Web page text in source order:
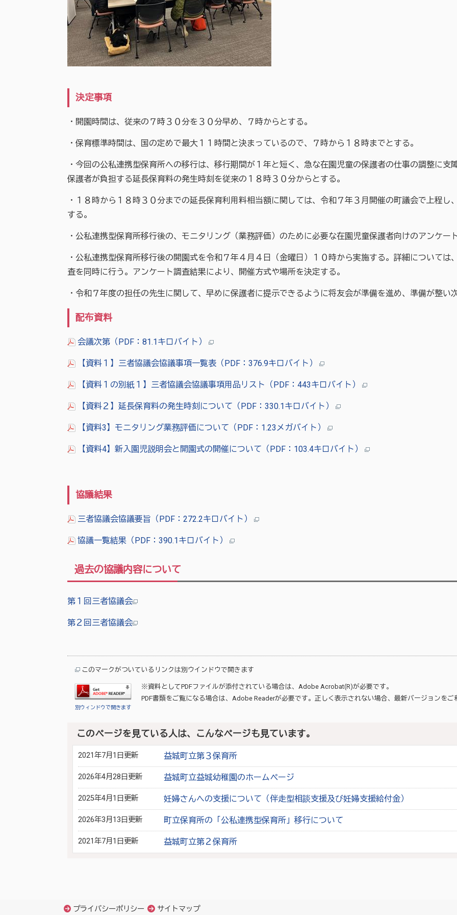
決定事項
・開園時間は、従来の７時３０分を３０分早め、７時からとする。
・保育標準時間は、国の定めで最大１１時間と決まっているので、７時から１８時までとする。
・今回の公私連携型保育所への移行は、移行期間が１年と短く、急な在園児童の保護者の仕事の調整に支
保護者が負担する延長保育料の発生時刻を従来の１８時３０分からとする。
・１８時から１８時３０分までの延長保育利用料相当額に関しては、令和７年３月開催の町議会で上程
する。
・公私連携型保育所移行後の、モニタリング（業務評価）のために必要な在園児童保護者向けのアンケー
・公私連携型保育所移行後の開園式を令和７年４月４日（金曜日）１０時から実施する。詳細については
査を同時に行う。アンケート調査結果により、開催方式や場所を決定する。
・令和７年度の担任の先生に関して、早めに保護者に提示できるように将友会が準備を進め、準備が整い
配布資料
会議次第（PDF：81.1キロバイト）
【資料１】三者協議会協議事項一覧表（PDF：376.9キロバイト）
【資料１の別紙１】三者協議会協議事項用品リスト（PDF：443キロバイト）
【資料２】延長保育料の発生時刻について（PDF：330.1キロバイト）
【資料3】モニタリング業務評価について（PDF：1.23メガバイト）
【資料4】新入園児説明会と開園式の開催について（PDF：103.4キロバイト）
協議結果
三者協議会協議要旨（PDF：272.2キロバイト）
協議一覧結果（PDF：390.1キロバイト）
過去の協議内容について
第１回三者協議会
第２回三者協議会
このマークがついているリンクは別ウインドウで開きます
別ウィンドウで開きます
※資料としてPDFファイルが添付されている場合は、 Adobe Acrobat(R)が必要です。
PDF書類をご覧になる場合は、 Adobe Readerが必要です。正しく表示されない場合、最新バージョンをご
このページを見ている人は、こんなページも見ています。
2021年7月1日更新 益城町立第３保育所
2026年4月28日更新 益城町立益城幼稚園のホームページ
2025年4月1日更新 妊婦さんへの支援について（伴走型相談支援及び妊婦支援給付金）
2026年3月13日更新 町立保育所の「公私連携型保育所」移行について
2021年7月1日更新 益城町立第２保育所
プライバシーポリシー サイトマップ